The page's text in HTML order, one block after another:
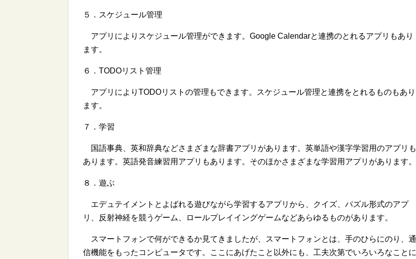
５．スケジュール管理
アプリによりスケジュール管理ができます。Google Calendarと連携のとれるアプリもあり
ます。
６．TODOリスト管理
アプリによりTODOリストの管理もできます。スケジュール管理と連携をとれるものもあり
ます。
７．学習
国語事典、英和辞典などさまざまな辞書アプリがあります。英単語や漢字学習用のアプリも
あります。英語発音練習用アプリもあります。そのほかさまざまな学習用アプリがあります。
８．遊ぶ
エデュテイメントとよばれる遊びながら学習するアプリから、クイズ、パズル形式のアプ
リ、反射神経を競うゲーム、ロールプレイイングゲームなどあらゆるものがあります。
スマートフォンで何ができるか見てきましたが、スマートフォンとは、手のひらにのり、通
信機能をもったコンピュータです。ここにあげたこと以外にも、工夫次第でいろいろなことに